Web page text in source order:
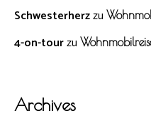
Schwesterherzzu
4-on-tourzu
Archives